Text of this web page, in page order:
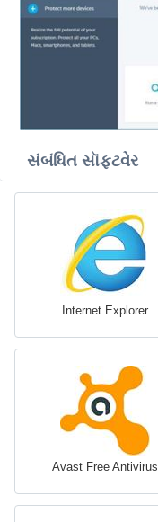
સંબંધિત સૉફ્ટવેર
Internet Explorer
Avast Free Antivirus